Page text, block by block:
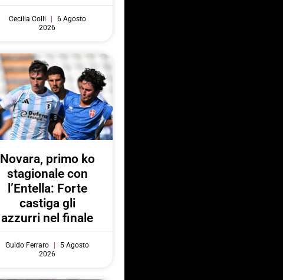
Cecilia Colli
6 Agosto
2026
Novara, primo ko
stagionale con
l’Entella: Forte
castiga gli
azzurri nel finale
Guido Ferraro
5 Agosto
2026